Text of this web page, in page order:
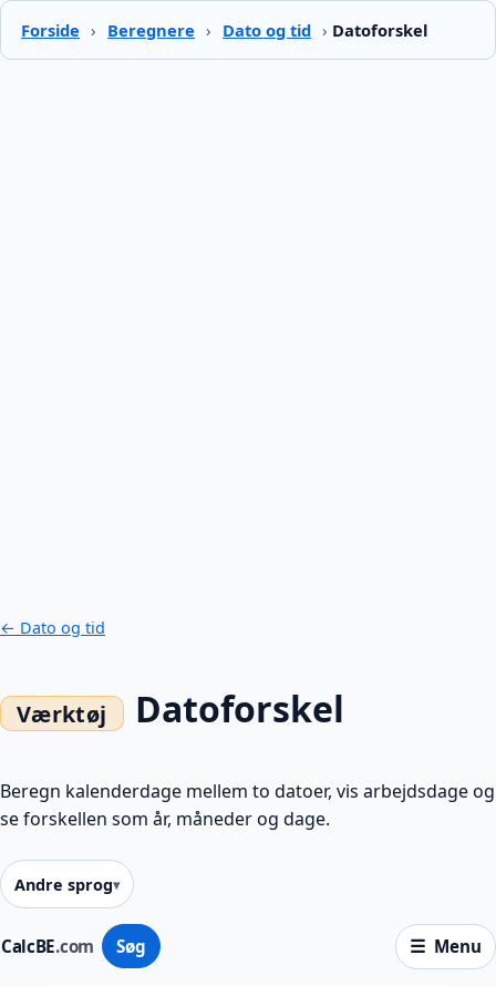
Forside › Beregnere › Dato og tid › Datoforskel
CalcBE.com Søg Menu
← Dato og tid
Datoforskel
Beregn kalenderdage mellem to datoer, vis arbejdsdage og
se forskellen som år, måneder og dage.
Andre sprog